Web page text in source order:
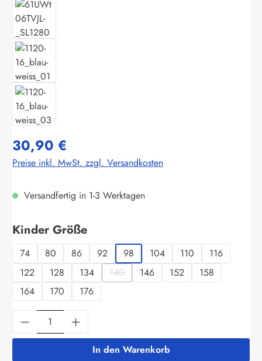
30,90 €
Preise inkl. MwSt. zzgl. Versandkosten
Versandfertig in 1-3 Werktagen
Kinder Größeauswählen
74 80 86 92 98 104 110
116
122
128 134 140
(Diese Option ist zurzeit nicht verfügbar.)
146 152
158
164
170 176
Produkt Anzahl: Gib den gewünschten
In den Warenkorb